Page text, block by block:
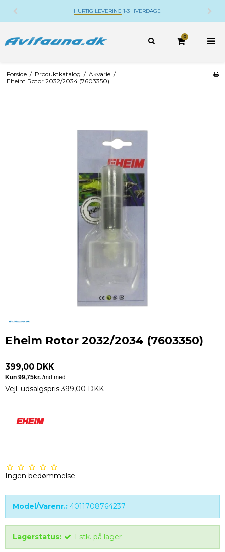
HURTIG LEVERING 1-3 HVERDAGE
0
Forside / Produktkatalog / Akvarie /
Eheim Rotor 2032/2034 (7603350)
Eheim Rotor 2032/2034 (7603350)
399,00 DKK
Vejl. udsalgspris 399,00 DKK
Ingen bedømmelse
Model/Varenr.: 4011708764237
Lagerstatus: 1 stk. på lager